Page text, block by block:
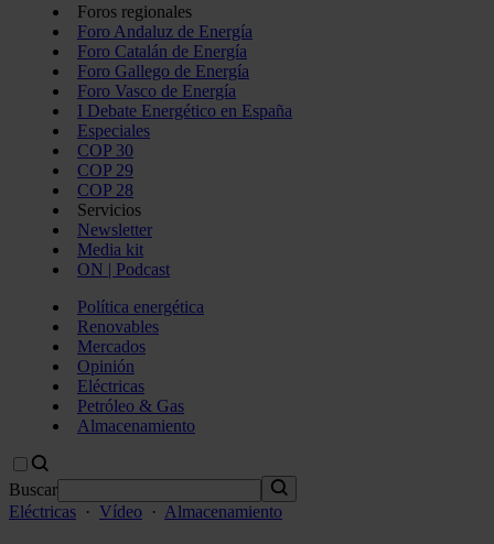
Foros regionales
Foro Andaluz de Energía
Foro Catalán de Energía
Foro Gallego de Energía
Foro Vasco de Energía
I Debate Energético en España
Especiales
COP 30
COP 29
COP 28
Servicios
Newsletter
Media kit
ON | Podcast
Política energética
Renovables
Mercados
Opinión
Eléctricas
Petróleo & Gas
Almacenamiento
Buscar
Eléctricas · Vídeo · Almacenamiento